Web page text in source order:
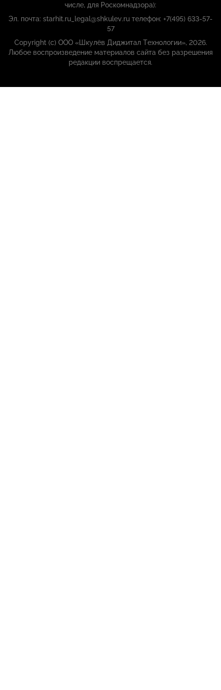
числе, для Роскомнадзора):
Эл. почта: starhit.ru_legal@shkulev.ru телефон: +7(495) 633-57-
57
Copyright (с) ООО «Шкулёв Диджитал Технологии», 2026.
Любое воспроизведение материалов сайта без разрешения
редакции воспрещается.